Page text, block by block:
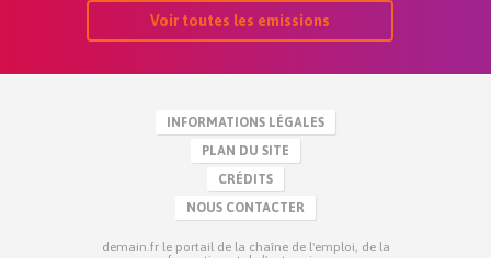
Voir toutes les emissions
INFORMATIONS LÉGALES
PLAN DU SITE
CRÉDITS
NOUS CONTACTER
demain.fr le portail de la chaîne de l'emploi, de la